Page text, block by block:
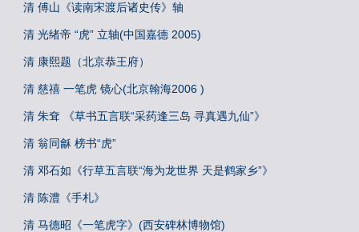
清 傅山《读南宋渡后诸史传》轴
清 光绪帝 “虎” 立轴(中国嘉德 2005)
清 康熙题（北京恭王府）
清 慈禧 一笔虎 镜心(北京翰海2006 )
清 朱耷 《草书五言联“采药逢三岛 寻真遇九仙”》
清 翁同龢 榜书“虎”
清 邓石如《行草五言联“海为龙世界 天是鹤家乡”》
清 陈澧《手札》
清 马德昭《一笔虎字》(西安碑林博物馆)